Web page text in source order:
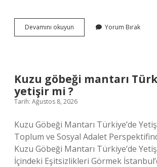
Devamını okuyun
ölçüleri
Yorum Bırak
Kuzu göbeği mantarı
yetişir mi ?
Tarih: Ağustos 8, 2026
Kuzu Göbeği Mantarı Türkiye’de
Toplum ve Sosyal Adalet
Kuzu Göbeği Mantarı Türkiye’de
İçindeki Eşitsizlikleri Görmek